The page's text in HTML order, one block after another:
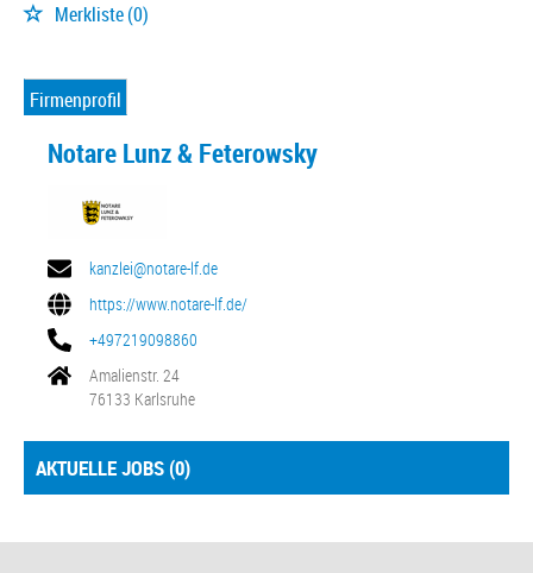
Merkliste(0)
Firmenprofil
Notare Lunz & Feterowsky
kanzlei@notare-lf.de
https://www.notare-lf.de/
+497219098860
Amalienstr. 24
76133 Karlsruhe
AKTUELLE JOBS (0)